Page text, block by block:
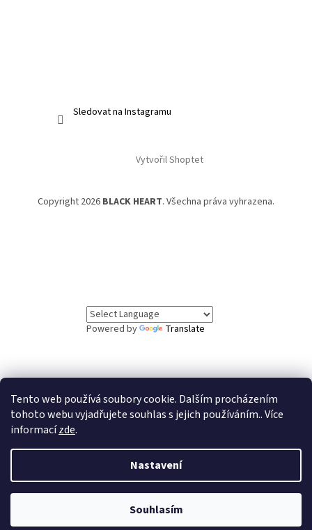
Tento web používá soubory cookie. Dalším procházením
tohoto webu vyjadřujete souhlas s jejich používáním.. Více
informacízde.
Nastavení
Souhlasím
Sledovat na Instagramu
Vytvořil Shoptet
Copyright 2026 BLACK HEART. Všechna práva vyhrazena.
Powered by Translate
// Informační lišta
Vážení zákazníci, ve dnech 5.8. až 7.8. čerpáme
dovolenou. Objednávky v tomto období budou vyřízeny
po našem návratu. Děkujeme za pochopení.